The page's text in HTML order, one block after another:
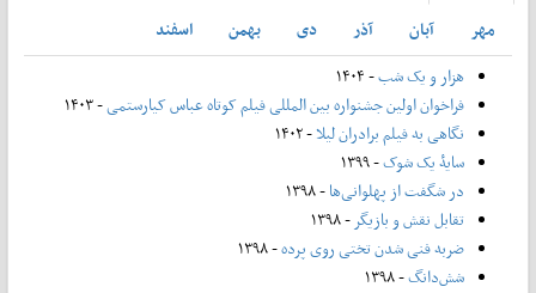
مهر
آبان آذر دی بهمن
اسفند
هزار و یک شب- ۱۴۰۴
فراخوان اولین جشنواره بین المللی فیلم کوتاه عباس کیارستمی- ۱۴۰۳
نگاهی به فیلم برادران لیلا- ۱۴۰۲
سایۀ یک شوک- ۱۳۹۹
در شگفت از پهلوانی‌ها- ۱۳۹۸
تقابل نقش و بازیگر- ۱۳۹۸
ضربه فنی شدن تختی روی پرده- ۱۳۹۸
شش‌دانگ- ۱۳۹۸